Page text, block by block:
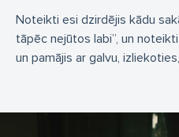
Noteikti esi dzirdējis kādu
tāpēc nejūtos labi”, un
un pamājis ar galvu,